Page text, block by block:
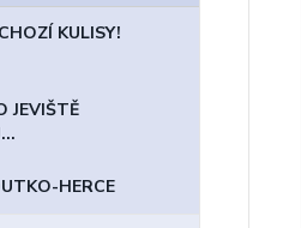
KULISY!
JEVIŠTĚ
HERCE